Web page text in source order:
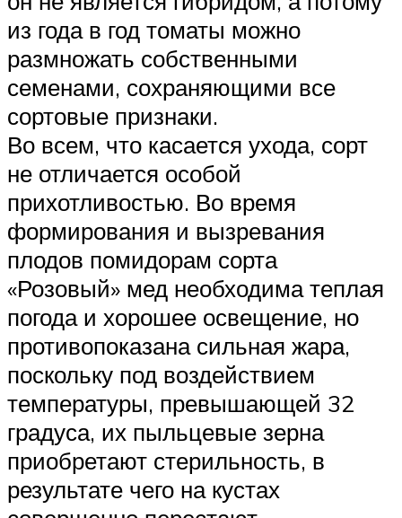
из года в год томаты можно
размножать собственными
семенами, сохраняющими все
сортовые признаки.
Во всем, что касается ухода, сорт
не отличается особой
прихотливостью. Во время
формирования и вызревания
плодов помидорам сорта
«Розовый» мед необходима теплая
погода и хорошее освещение, но
противопоказана сильная жара,
поскольку под воздействием
температуры, превышающей 32
градуса, их пыльцевые зерна
приобретают стерильность, в
результате чего на кустах